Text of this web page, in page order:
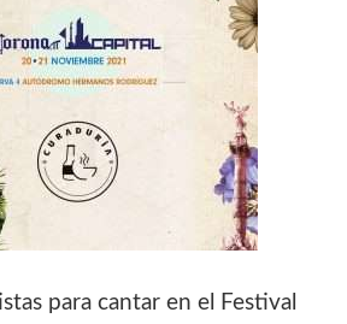
para cantar en el Festival